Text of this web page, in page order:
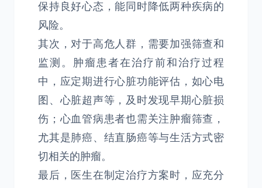
保持良好心态，能同时降低两种疾病的
风险。
其次，对于高危人群，需要加强筛查和
监测。肿瘤患者在治疗前和治疗过程
中，应定期进行心脏功能评估，如心电
图、心脏超声等，及时发现早期心脏损
伤；心血管病患者也需关注肿瘤筛查，
尤其是肺癌、结直肠癌等与生活方式密
切相关的肿瘤。
最后，医生在制定治疗方案时，应充分